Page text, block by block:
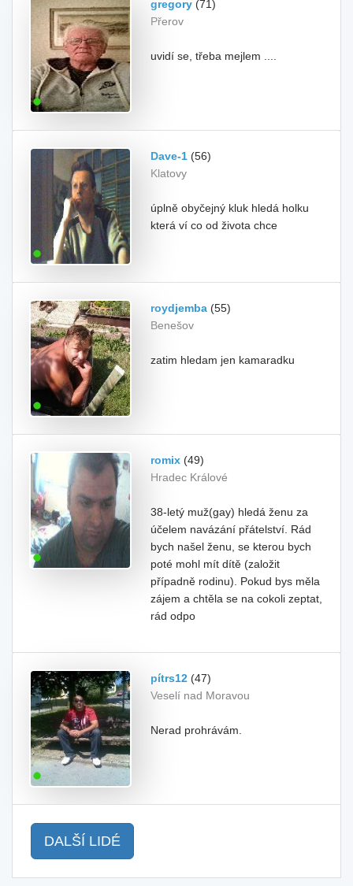
gregory (71)
Přerov
uvidí se, třeba mejlem ....
Dave-1 (56)
Klatovy
úplně obyčejný kluk hledá holku
která ví co od života chce
roydjemba (55)
Benešov
zatim hledam jen kamaradku
romix (49)
Hradec Králové
38-letý muž(gay) hledá ženu za
účelem navázání přátelství. Rád
bych našel ženu, se kterou bych
poté mohl mít dítě (založit
případně rodinu). Pokud bys měla
zájem a chtěla se na cokoli zeptat,
rád odpo
pítrs12 (47)
Veselí nad Moravou
Nerad prohrávám.
DALŠÍ LIDÉ